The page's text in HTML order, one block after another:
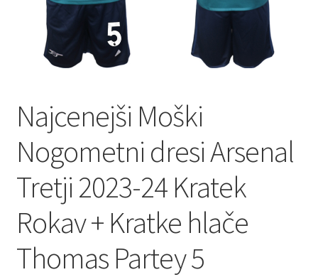
Najcenejši Moški
Nogometni dresi Arsenal
Tretji 2023-24 Kratek
Rokav + Kratke hlače
Thomas Partey 5